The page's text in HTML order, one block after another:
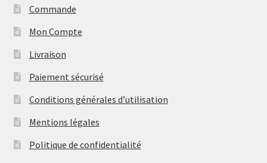
Commande
Mon Compte
Livraison
Paiement sécurisé
Conditions générales d’utilisation
Mentions légales
Politique de confidentialité